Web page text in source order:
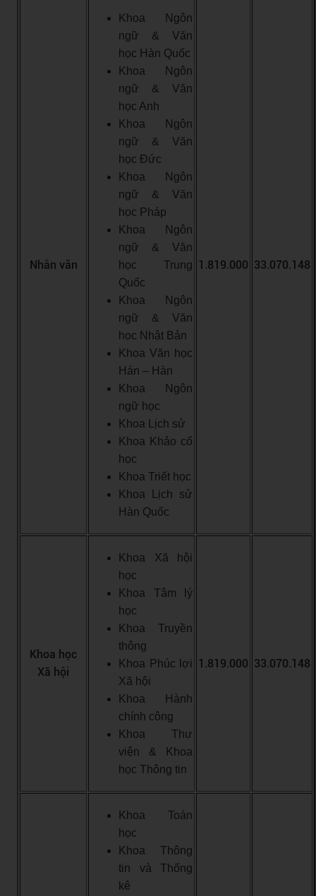
Nhân văn
Khoa Ngôn
ngữ & Văn
học Hàn Quốc
Khoa Ngôn
ngữ & Văn
học Anh
Khoa Ngôn
ngữ & Văn
học Đức
Khoa Ngôn
ngữ & Văn
học Pháp
Khoa Ngôn
ngữ & Văn
học Trung
Quốc
Khoa Ngôn
ngữ & Văn
học Nhật Bản
Khoa Văn học
Hán – Hàn
Khoa Ngôn
ngữ học
Khoa Lịch sử
Khoa Khảo cổ
học
Khoa Triết học
Khoa Lịch sử
Hàn Quốc
1.819.000 33.070.148
Khoa học
Xã hội
Khoa Xã hội
học
Khoa Tâm lý
học
Khoa Truyền
thông
Khoa Phúc lợi
Xã hội
Khoa Hành
chính công
Khoa Thư
viện & Khoa
học Thông tin
1.819.000 33.070.148
Khoa Toán
học
Khoa Thông
tin và Thống
kê